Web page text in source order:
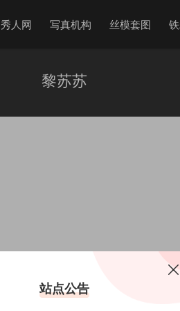
秀人网 写真机构 丝模套图
黎苏苏
站点公告